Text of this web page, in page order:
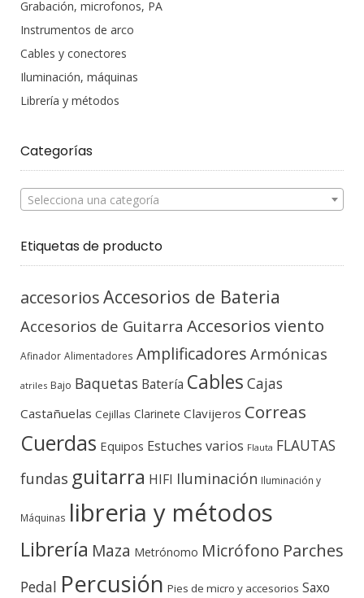
Grabación, microfonos, PA
Instrumentos de arco
Cables y conectores
Iluminación, máquinas
Librería y métodos
Categorías
Selecciona una categoría
Etiquetas de producto
accesoriosAccesorios de Bateria
Accesorios de Guitarra Accesorios viento
Afinador Alimentadores Amplificadores Armónicas
atriles Bajo Baquetas Batería Cables Cajas
Castañuelas Cejillas Clarinete Clavijeros Correas
Cuerdas Equipos Estuches varios Flauta FLAUTAS
fundas guitarra HIFI Iluminación Iluminación y
Máquinas libreria y métodos
Librería Maza Metrónomo Micrófono Parches
Pedal Percusión Pies de micro y accesorios Saxo